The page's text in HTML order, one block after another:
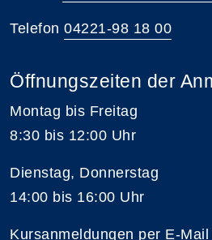
Telefon 04221-98 18 00
Öffnungszeiten der
Montag bis Freitag
8:30 bis 12:00 Uhr
Dienstag, Donnerstag
14:00 bis 16:00 Uhr
Kursanmeldungen per E-Mail